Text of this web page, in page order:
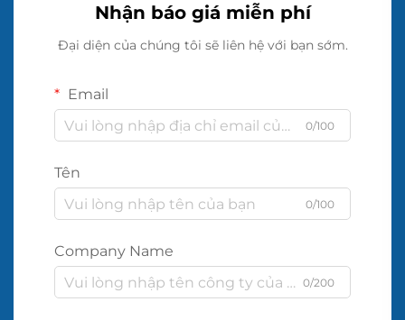
Nhận báo giá miễn phí
Đại diện của chúng tôi sẽ liên hệ với bạn sớm.
Email
0/100
Tên
0/100
Company Name
0/200